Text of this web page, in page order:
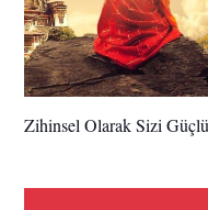
Zihinsel Olarak Sizi